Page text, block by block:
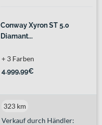
Conway Xyron ST 5.0
Diamant...
4.999,99€
+ 3 Farben
Verkauf durch Händler:
323 km